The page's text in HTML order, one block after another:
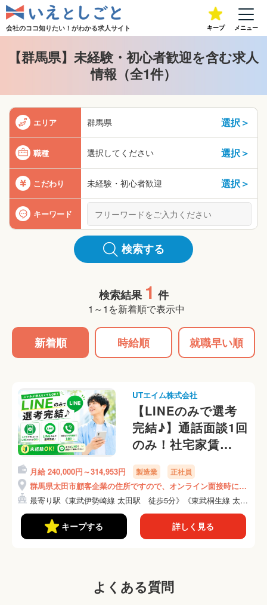
会社のココ知りたい！がわかる求人サイト キープ メニュー
【群馬県】未経験・初心者歓迎を含む求人
情報（全1件）
エリア 群馬県 選択＞
職種 選択してください 選択＞
こだわり 未経験・初心者歓迎 選択＞
キーワード
検索する
検索結果 1 件
1～1を新着順で表示中
新着順 時給順 就職早い順
UTエイム株式会社
【LINEのみで選考
完結♪】通話面談1回
のみ！社宅家賃
100％補助！（1R個
室アパート）【スマ
ホレンタルサービス
あり】
《AADK1C》
月給 240,000円～314,953円 製造業 正社員
群馬県太田市顧客企業の住所ですので、オンライン面接時にご
説明いたします！
最寄り駅《東武伊勢崎線 太田駅 徒歩5分》《東武桐生線 太
田...
キープする 詳しく見る
よくある質問